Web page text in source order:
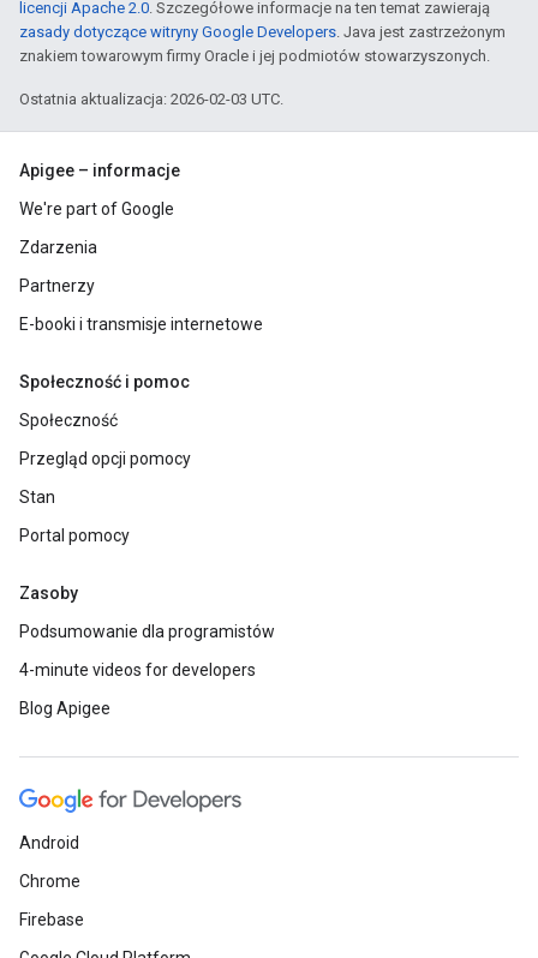
licencji Apache 2.0. Szczegółowe informacje na ten temat zawierają
zasady dotyczące witryny Google Developers. Java jest zastrzeżonym
znakiem towarowym firmy Oracle i jej podmiotów stowarzyszonych.
Ostatnia aktualizacja: 2026-02-03 UTC.
Apigee – informacje
We're part of Google
Zdarzenia
Partnerzy
E-booki i transmisje internetowe
Społeczność i pomoc
Społeczność
Przegląd opcji pomocy
Stan
Portal pomocy
Zasoby
Podsumowanie dla programistów
4-minute videos for developers
Blog Apigee
Android
Chrome
Firebase